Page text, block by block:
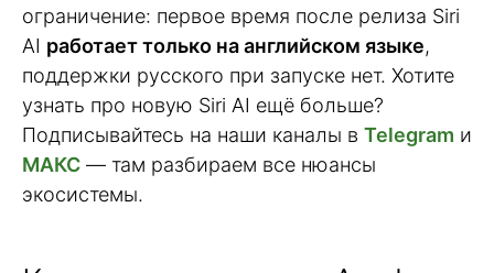
ограничение: первое время после релиза Siri
AI работает только на английском языке,
поддержки русского при запуске нет. Хотите
узнать про новую Siri AI ещё больше?
Подписывайтесь на наши каналы в Telegram и
МАКС — там разбираем все нюансы
экосистемы.